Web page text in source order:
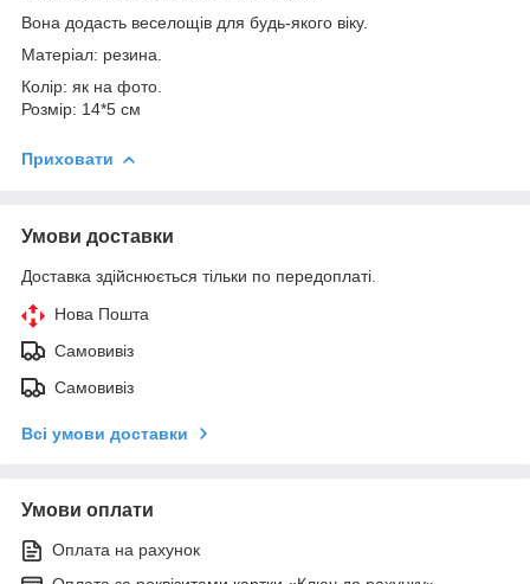
Вона додасть веселощів для будь-якого віку.
Матеріал: резина.
Колір: як на фото.
Розмір: 14*5 см
Приховати
Умови доставки
Доставка здійснюється тільки по передоплаті.
Нова Пошта
Самовивіз
Самовивіз
Всі умови доставки
Умови оплати
Оплата на рахунок